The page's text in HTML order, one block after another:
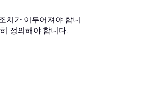
치가 이루어져야 합니
정의해야 합니다.